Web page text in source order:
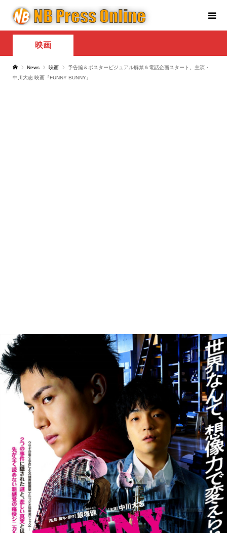
映画
News 映画
予告編＆ポスタービジュアル解禁＆電話企画スタート。主演・
中川大志 映画『FUNNY BUNNY』